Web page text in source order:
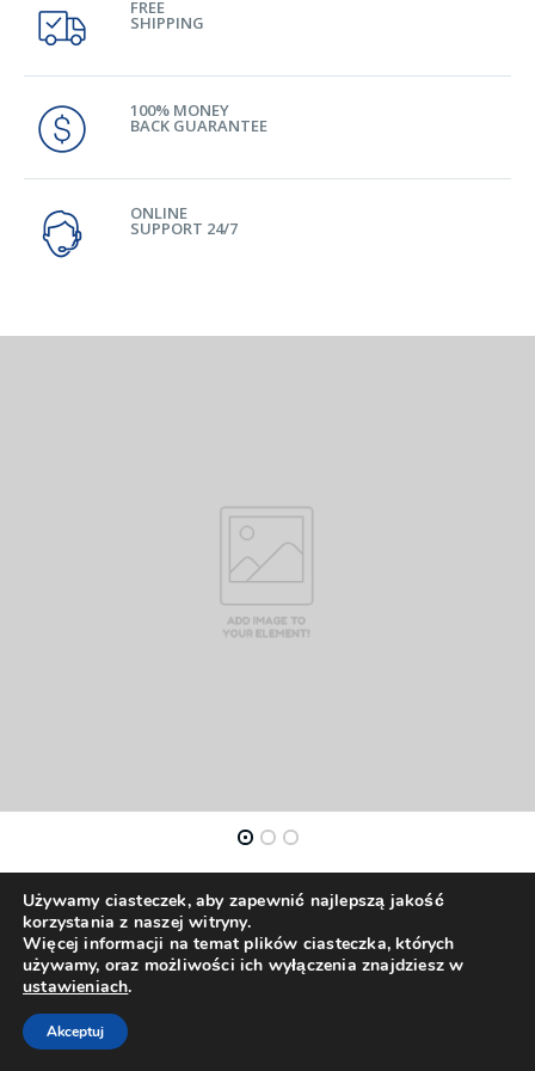
FREE
SHIPPING
100% MONEY
BACK GUARANTEE
ONLINE
SUPPORT 24/7
Używamy ciasteczek, aby zapewnić najlepszą jakość
korzystania z naszej witryny.
Więcej informacji na temat plików ciasteczka, których
używamy, oraz możliwości ich wyłączenia znajdziesz w
ustawieniach.
Akceptuj